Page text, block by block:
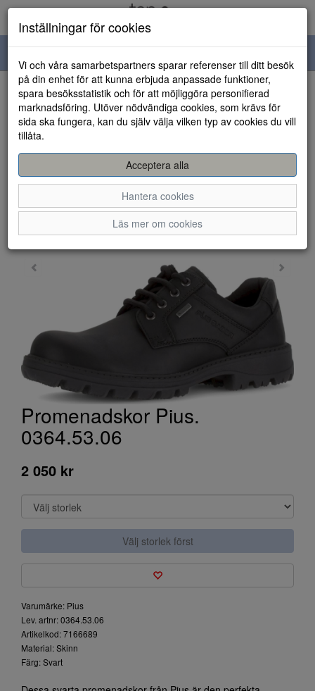
navigation
HEM
Promenadskor Pius.
0364.53.06
2 050 kr
Välj storlek först
Varumärke: Pius
Lev. artnr: 0364.53.06
Artikelkod: 7166689
Material: Skinn
Färg: Svart
Inställningar för cookies
Vi och våra samarbetspartners sparar referenser till ditt besök
på din enhet för att kunna erbjuda anpassade funktioner,
spara besöksstatistik och för att möjliggöra personifierad
marknadsföring. Utöver nödvändiga cookies, som krävs för
sida ska fungera, kan du själv välja vilken typ av cookies du vill
tillåta.
Acceptera alla
Hantera cookies
Läs mer om cookies